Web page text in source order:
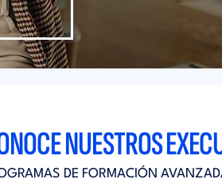
NUESTROS
DE FORMACIÓN